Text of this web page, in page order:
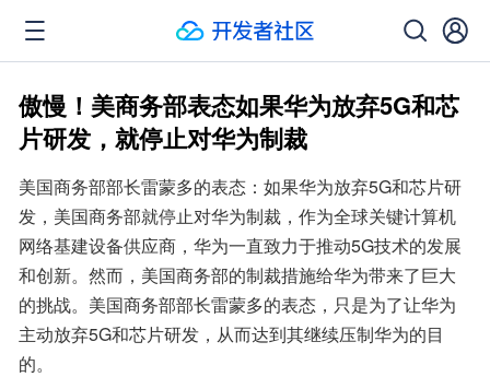
傲慢！美商务部表态如果华为放弃5G和芯
片研发，就停止对华为制裁
美国商务部部长雷蒙多的表态：如果华为放弃5G和芯片研
发，美国商务部就停止对华为制裁，作为全球关键计算机
网络基建设备供应商，华为一直致力于推动5G技术的发展
和创新。然而，美国商务部的制裁措施给华为带来了巨大
的挑战。美国商务部部长雷蒙多的表态，只是为了让华为
主动放弃5G和芯片研发，从而达到其继续压制华为的目
的。